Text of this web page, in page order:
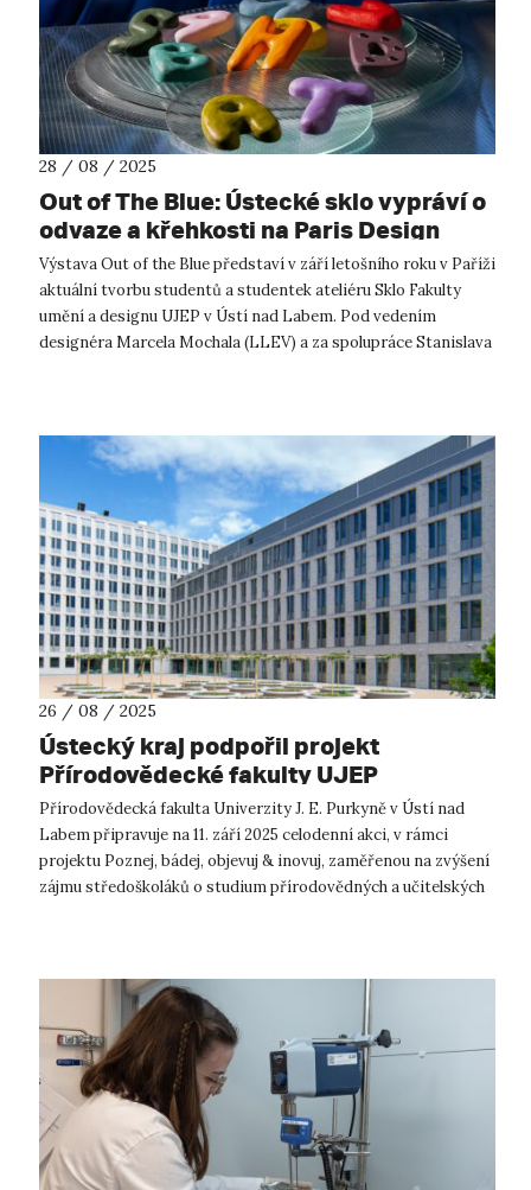
28 / 08 / 2025
Out of The Blue: Ústecké sklo vypráví o
odvaze a křehkosti na Paris Design
Week 2025
Výstava Out of the Blue představí v září letošního roku v Paříži
aktuální tvorbu studentů a studentek ateliéru Sklo Fakulty
umění a designu UJEP v Ústí nad Labem. Pod vedením
designéra Marcela Mochala (LLEV) a za spolupráce Stanislava
26 / 08 / 2025
Ústecký kraj podpořil projekt
Přírodovědecké fakulty UJEP
zaměřený na popularizaci vědy a
učitelství
Přírodovědecká fakulta Univerzity J. E. Purkyně v Ústí nad
Labem připravuje na 11. září 2025 celodenní akci, v rámci
projektu Poznej, bádej, objevuj & inovuj, zaměřenou na zvýšení
zájmu středoškoláků o studium přírodovědných a učitelských